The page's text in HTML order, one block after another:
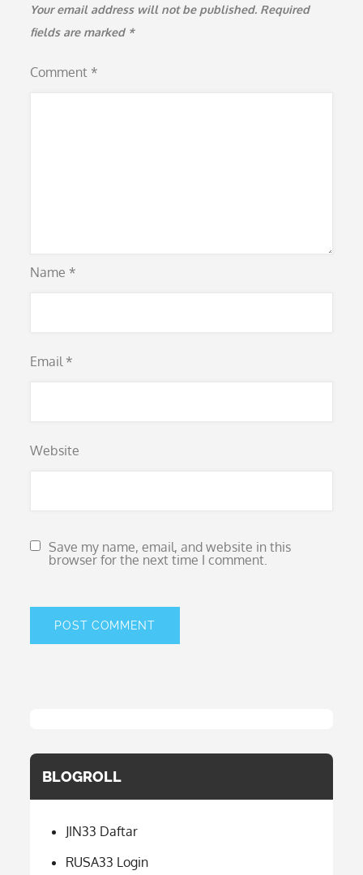
Your email address will not be published. Required
fields are marked *
Comment *
Name *
Email *
Website
Save my name, email, and website in this
browser for the next time I comment.
BLOGROLL
JIN33 Daftar
RUSA33 Login